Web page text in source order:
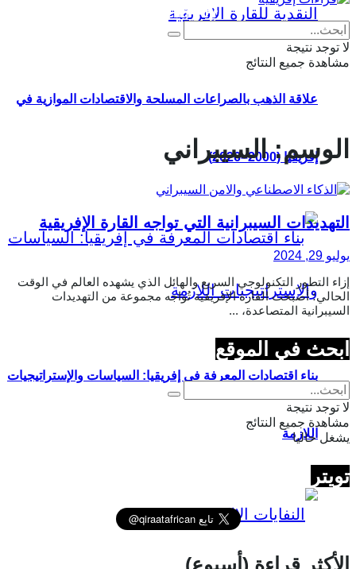
علاقة الذهب بالصراعات المسلحة والاقتصادات الموازية في
إفريقيا (2000–2026)
بناء اقتصادات المعرفة في إفريقيا: السياسات والإستراتيجيات
اللازمة
Eng Fr
لا توجد نتيجة
مشاهدة جميع النتائج
الوسم:السيبراني
التهديدات السيبرانية التي تواجه القارة الإفريقية
يوليو 29, 2024
إزاء التطور التكنولوجي السريع والهائل الذي يشهده العالم في الوقت
الحالي؛ أصبحت القارة الإفريقية تُواجه مجموعة من التهديدات
السيبرانية المتصاعدة، ...
ابحث في الموقع
لا توجد نتيجة
مشاهدة جميع النتائج
يشغل حاليا
تويتر
الأكثر قراءة (أسبوع)